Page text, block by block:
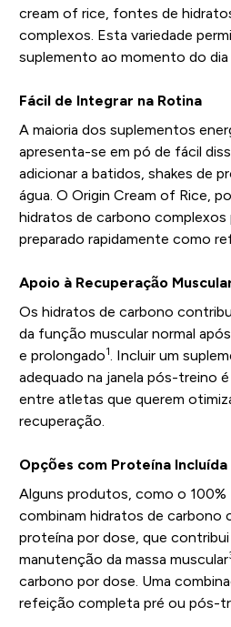
cream of rice, fontes de
complexos. Esta variedade
suplemento ao momento do
Fácil de Integrar na Rotina
A maioria dos suplementos
apresenta-se em pó de fácil
adicionar a batidos, shakes de
água. O Origin Cream of Rice,
hidratos de carbono complexos
preparado rapidamente como
Apoio à Recuperação
Os hidratos de carbono
da função muscular normal
e prolongado1
. Incluir um
adequado na janela pós-treino
entre atletas que querem
recuperação.
Opções com Proteína Incluída
Alguns produtos, como o 100%
combinam hidratos de carbono
proteína por dose, que
manutenção da massa muscular
carbono por dose. Uma
refeição completa pré ou pós-